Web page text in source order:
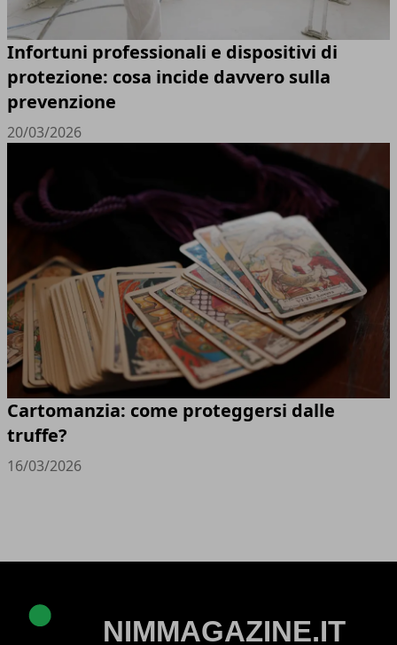
Infortuni professionali e dispositivi di
protezione: cosa incide davvero sulla
prevenzione
20/03/2026
Cartomanzia: come proteggersi dalle
truffe?
16/03/2026